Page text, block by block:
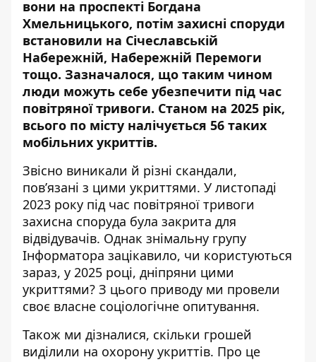
вони на проспекті Богдана
Хмельницького, потім захисні споруди
встановили на Січеславській
Набережній, Набережній Перемоги
тощо. Зазначалося, що таким чином
люди можуть себе убезпечити під час
повітряної тривоги. Станом на 2025 рік,
всього по місту налічується 56 таких
мобільних укриттів.
Звісно виникали й різні скандали,
пов’язані з цими укриттями. У листопаді
2023 року під час повітряної тривоги
захисна споруда була закрита для
відвідувачів. Однак знімальну групу
Інформатора зацікавило, чи користуються
зараз, у 2025 році, дніпряни цими
укриттями? З цього приводу ми провели
своє власне соціологічне опитування.
Також ми дізналися, скільки грошей
виділили на охорону укриттів. Про це